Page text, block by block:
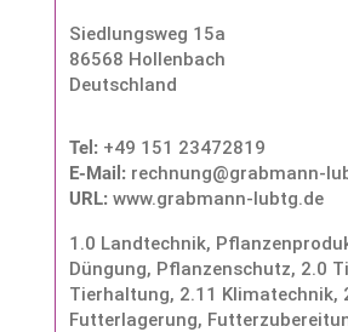
Siedlungsweg 15a
86568 Hollenbach
Deutschland
Tel: +49 151 23472819
E-Mail: rechnung@grabmann-
URL: www.grabmann-lubtg.de
1.0 Landtechnik,
Düngung, Pflanzenschutz, 2.0
Tierhaltung, 2.11 Klimatechnik,
Futterlagerung,